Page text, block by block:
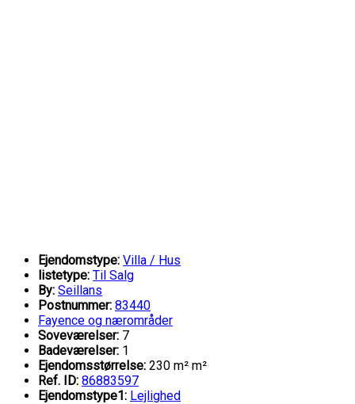
Ejendomstype: Villa / Hus
listetype: Til Salg
By: Seillans
Postnummer: 83440
Fayence og nærområder
Soveværelser: 7
Badeværelser: 1
Ejendomsstørrelse: 230 m² m²
Ref. ID: 86883597
Ejendomstype1: Lejlighed